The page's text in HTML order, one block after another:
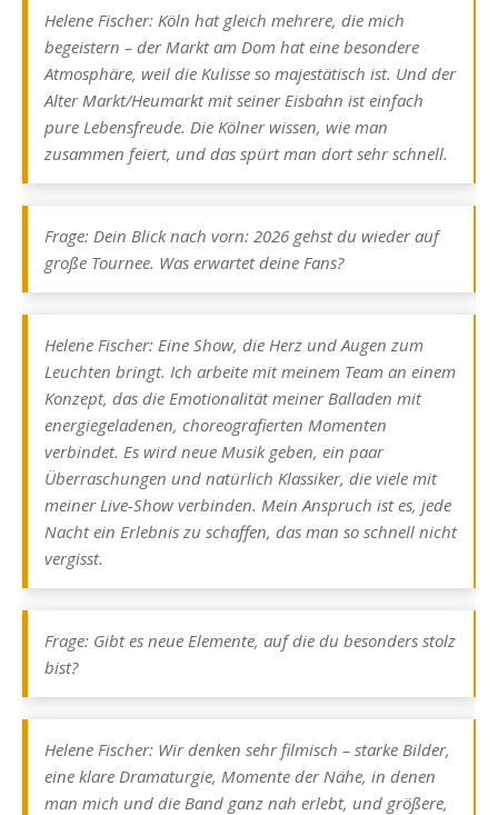
Helene Fischer: Köln hat gleich mehrere, die mich
begeistern – der Markt am Dom hat eine besondere
Atmosphäre, weil die Kulisse so majestätisch ist. Und der
Alter Markt/Heumarkt mit seiner Eisbahn ist einfach
pure Lebensfreude. Die Kölner wissen, wie man
zusammen feiert, und das spürt man dort sehr schnell.
Frage: Dein Blick nach vorn: 2026 gehst du wieder auf
große Tournee. Was erwartet deine Fans?
Helene Fischer: Eine Show, die Herz und Augen zum
Leuchten bringt. Ich arbeite mit meinem Team an einem
Konzept, das die Emotionalität meiner Balladen mit
energiegeladenen, choreografierten Momenten
verbindet. Es wird neue Musik geben, ein paar
Überraschungen und natürlich Klassiker, die viele mit
meiner Live-Show verbinden. Mein Anspruch ist es, jede
Nacht ein Erlebnis zu schaffen, das man so schnell nicht
vergisst.
Frage: Gibt es neue Elemente, auf die du besonders stolz
bist?
Helene Fischer: Wir denken sehr filmisch – starke Bilder,
eine klare Dramaturgie, Momente der Nähe, in denen
man mich und die Band ganz nah erlebt, und größere,